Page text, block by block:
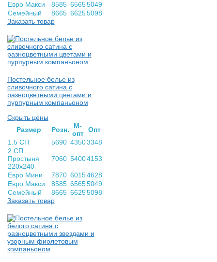
Евро Макси
8585 65655049
Семейный
8665 66255098
Заказать товар
Постельное белье из
сливочного сатина с
разноцветными цветами и
пурпурным компаньоном
Скрыть цены
Раз­мер
Розн.
М-
опт Опт
1.5 СП
5690 43503348
2 СП.
Простыня
220х240
7060 54004153
Евро Мини 7870 60154628
Евро Макси
8585 65655049
Семейный
8665 66255098
Заказать товар